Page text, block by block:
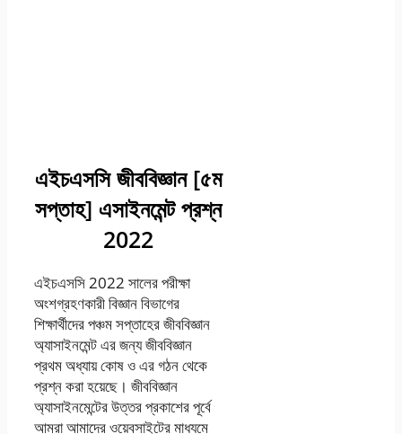
এইচএসসি জীববিজ্ঞান [৫ম
সপ্তাহ] এসাইনমেন্ট প্রশ্ন
2022
এইচএসসি 2022 সালের পরীক্ষা
অংশগ্রহণকারী বিজ্ঞান বিভাগের
শিক্ষার্থীদের পঞ্চম সপ্তাহের জীববিজ্ঞান
অ্যাসাইনমেন্ট এর জন্য জীববিজ্ঞান
প্রথম অধ্যায় কোষ ও এর গঠন থেকে
প্রশ্ন করা হয়েছে। জীববিজ্ঞান
অ্যাসাইনমেন্টের উত্তর প্রকাশের পূর্বে
আমরা আমাদের ওয়েবসাইটের মাধ্যমে